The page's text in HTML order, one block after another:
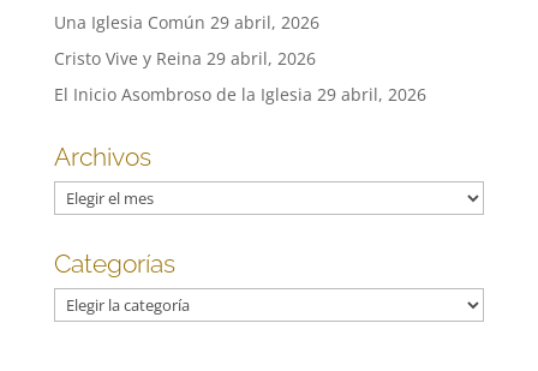
Una Iglesia Común 29 abril, 2026
Cristo Vive y Reina 29 abril, 2026
El Inicio Asombroso de la Iglesia 29 abril, 2026
Archivos
Archivos
Categorías
Categorías